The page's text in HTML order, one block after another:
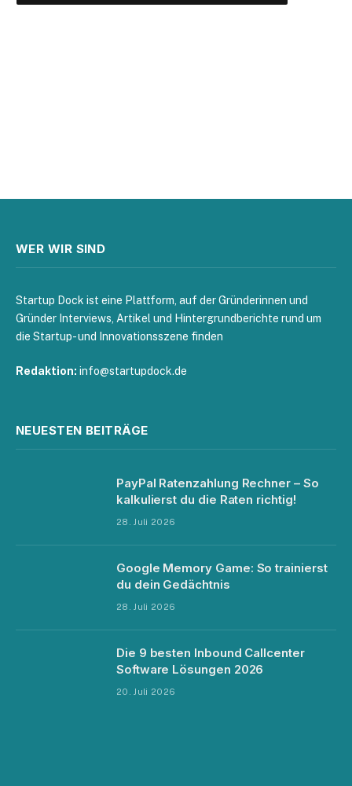
WER WIR SIND
Startup Dock ist eine Plattform, auf der Gründerinnen und
Gründer Interviews, Artikel und Hintergrundberichte rund um
die Startup- und Innovationsszene finden
Redaktion: info@startupdock.de
NEUESTEN BEITRÄGE
PayPal Ratenzahlung Rechner – So
kalkulierst du die Raten richtig!
28. Juli 2026
Google Memory Game: So trainierst
du dein Gedächtnis
28. Juli 2026
Die 9 besten Inbound Callcenter
Software Lösungen 2026
20. Juli 2026